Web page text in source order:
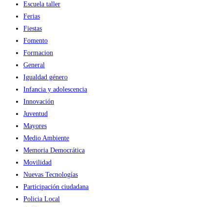
Escuela taller
Ferias
Fiestas
Fomento
Formacion
General
Igualdad género
Infancia y adolescencia
Innovación
Juventud
Mayores
Medio Ambiente
Memoria Democrática
Movilidad
Nuevas Tecnologías
Participación ciudadana
Policia Local